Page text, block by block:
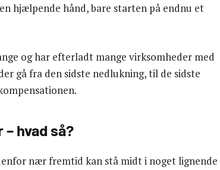
hjælpende hånd, bare starten på endnu et
og har efterladt mange virksomheder med
gå fra den sidste nedlukning, til de sidste
hvad så?
nær fremtid kan stå midt i noget lignende